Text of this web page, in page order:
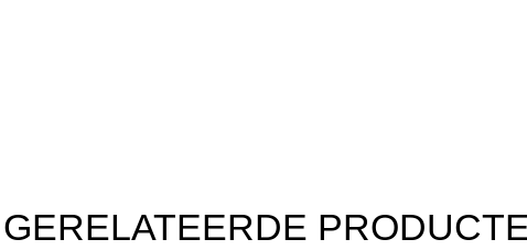
GERELATEERDE